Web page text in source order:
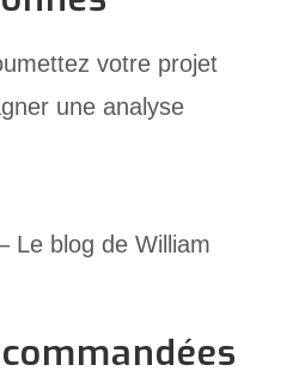
votre projet
une analyse
Le blog de William